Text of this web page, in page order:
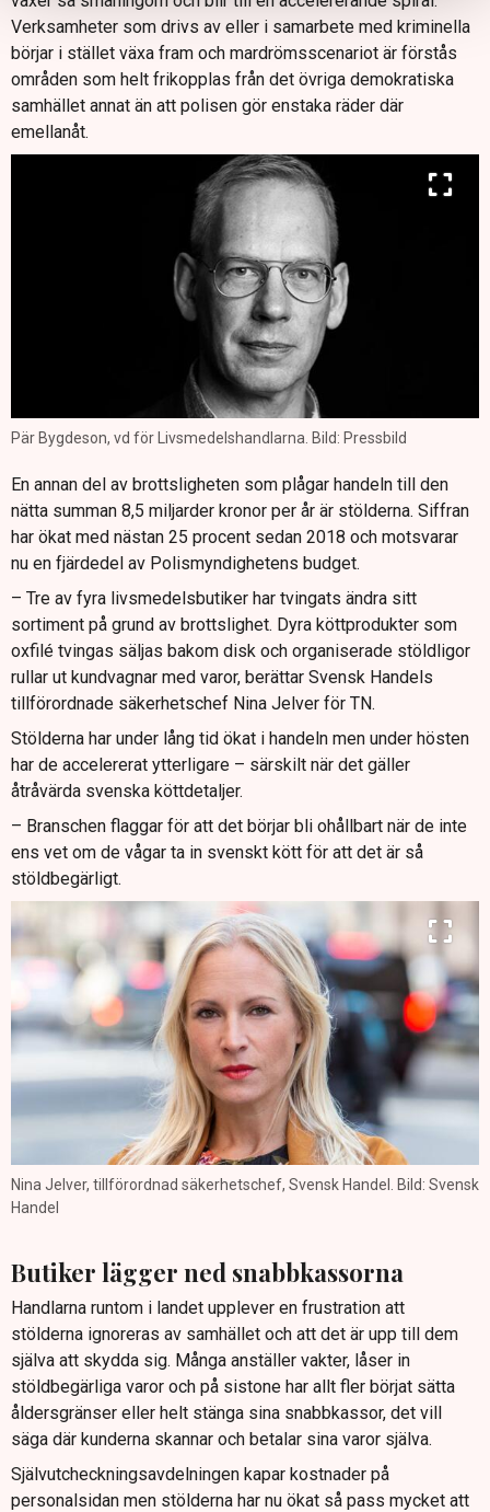
Verksamheter som drivs av eller i samarbete med kriminella
börjar i stället växa fram och mardrömsscenariot är förstås
områden som helt frikopplas från det övriga demokratiska
samhället annat än att polisen gör enstaka räder där
emellanåt.
Pär Bygdeson, vd för Livsmedelshandlarna. Bild: Pressbild
En annan del av brottsligheten som plågar handeln till den
nätta summan 8,5 miljarder kronor per år är stölderna. Siffran
har ökat med nästan 25 procent sedan 2018 och motsvarar
nu en fjärdedel av Polismyndighetens budget.
– Tre av fyra livsmedelsbutiker har tvingats ändra sitt
sortiment på grund av brottslighet. Dyra köttprodukter som
oxfilé tvingas säljas bakom disk och organiserade stöldligor
rullar ut kundvagnar med varor, berättar Svensk Handels
tillförordnade säkerhetschef Nina Jelver för TN.
Stölderna har under lång tid ökat i handeln men under hösten
har de accelererat ytterligare – särskilt när det gäller
åtråvärda svenska köttdetaljer.
– Branschen flaggar för att det börjar bli ohållbart när de inte
ens vet om de vågar ta in svenskt kött för att det är så
stöldbegärligt.
Nina Jelver, tillförordnad säkerhetschef, Svensk Handel. Bild: Svensk
Handel
Butiker lägger ned snabbkassorna
Handlarna runtom i landet upplever en frustration att
stölderna ignoreras av samhället och att det är upp till dem
själva att skydda sig. Många anställer vakter, låser in
stöldbegärliga varor och på sistone har allt fler börjat sätta
åldersgränser eller helt stänga sina snabbkassor, det vill
säga där kunderna skannar och betalar sina varor själva.
Självutcheckningsavdelningen kapar kostnader på
personalsidan men stölderna har nu ökat så pass mycket att